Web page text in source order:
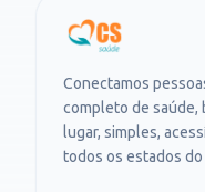
Conectamos
completo de saúde,
lugar, simples,
todos os estados do